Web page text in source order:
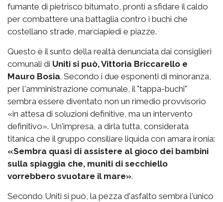
fumante di pietrisco bitumato, pronti a sfidare il caldo
per combattere una battaglia contro i buchi che
costellano strade, marciapiedi e piazze.
Questo è il sunto della realtà denunciata dai consiglieri
comunali di Uniti si può, Vittoria Briccarello e
Mauro Bosia. Secondo i due esponenti di minoranza,
per l'amministrazione comunale, il "tappa-buchi"
sembra essere diventato non un rimedio provvisorio
«in attesa di soluzioni definitive, ma un intervento
definitivo». Un'impresa, a dirla tutta, considerata
titanica che il gruppo consiliare liquida con amara ironia:
«Sembra quasi di assistere al gioco dei bambini
sulla spiaggia che, muniti di secchiello
vorrebbero svuotare il mare».
Secondo Uniti si può, la pezza d'asfalto sembra l'unico